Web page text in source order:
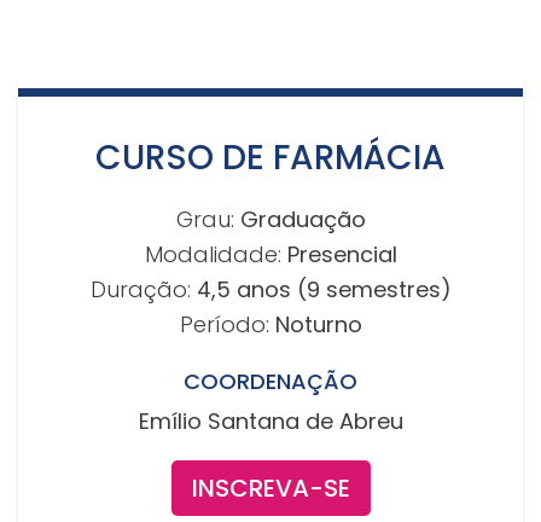
CURSO DE FARMÁCIA
Grau: Graduação
Modalidade: Presencial
Duração: 4,5 anos (9 semestres)
Período: Noturno
COORDENAÇÃO
Emílio Santana de Abreu
INSCREVA-SE